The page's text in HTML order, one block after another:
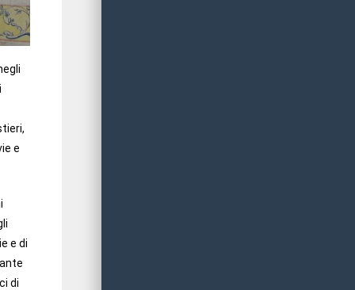
e
e di
di